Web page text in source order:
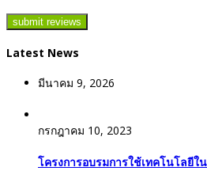
Latest News
มีนาคม 9, 2026
กรกฎาคม 10, 2023
โครงการอบรมการใช้เทคโนโลยีใ